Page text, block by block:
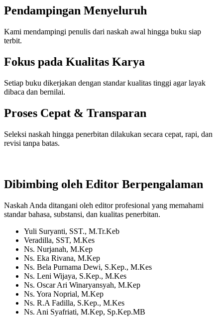
Pendampingan Menyeluruh
Kami mendampingi penulis dari naskah awal hingga buku siap
terbit.
Fokus pada Kualitas Karya
Setiap buku dikerjakan dengan standar kualitas tinggi agar layak
dibaca dan bernilai.
Proses Cepat & Transparan
Seleksi naskah hingga penerbitan dilakukan secara cepat, rapi, dan
revisi tanpa batas.
Dibimbing oleh Editor Berpengalaman
Naskah Anda ditangani oleh editor profesional yang memahami
standar bahasa, substansi, dan kualitas penerbitan.
Yuli Suryanti, SST., M.Tr.Keb
Veradilla, SST, M.Kes
Ns. Nurjanah, M.Kep
Ns. Eka Rivana, M.Kep
Ns. Bela Purnama Dewi, S.Kep., M.Kes
Ns. Leni Wijaya, S.Kep., M.Kes
Ns. Oscar Ari Winaryansyah, M.Kep
Ns. Yora Noprial, M.Kep
Ns. R.A Fadilla, S.Kep., M.Kes
Ns. Ani Syafriati, M.Kep, Sp.Kep.MB